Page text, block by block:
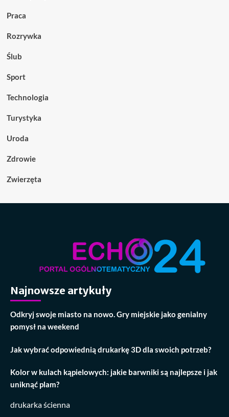
Praca
Rozrywka
Ślub
Sport
Technologia
Turystyka
Uroda
Zdrowie
Zwierzęta
Najnowsze artykuły
Odkryj swoje miasto na nowo. Gry miejskie jako genialny
pomysł na weekend
Jak wybrać odpowiednią drukarkę 3D dla swoich potrzeb?
Kolor w kulach kąpielowych: jakie barwniki są najlepsze i jak
uniknąć plam?
drukarka ścienna